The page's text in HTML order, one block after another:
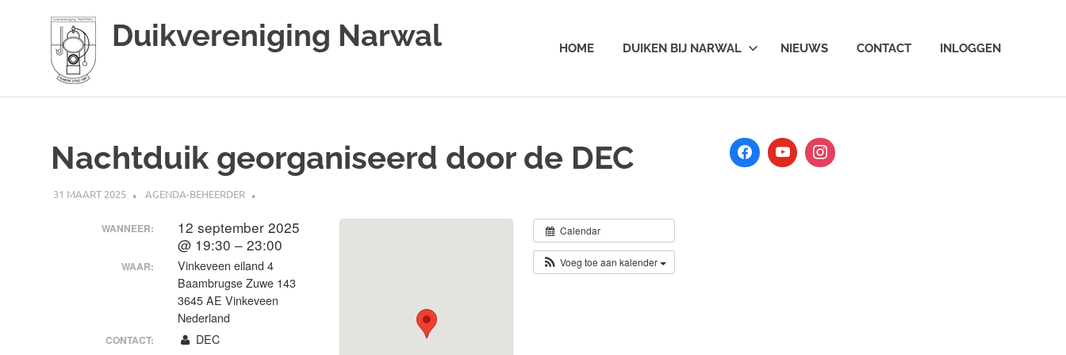
Duikvereniging Narwal HOME DUIKEN BIJ NARWAL NIEUWS CONTACT INLOGGEN
Nachtduik georganiseerd door de DEC
31 MAART 2025 AGENDA-BEHEERDER
Calendar
Voeg toe aan kalender
WANNEER:
12 september 2025
@ 19:30 – 23:00
WAAR:
Vinkeveen eiland 4
Baambrugse Zuwe 143
3645 AE Vinkeveen
Nederland
CONTACT: DEC